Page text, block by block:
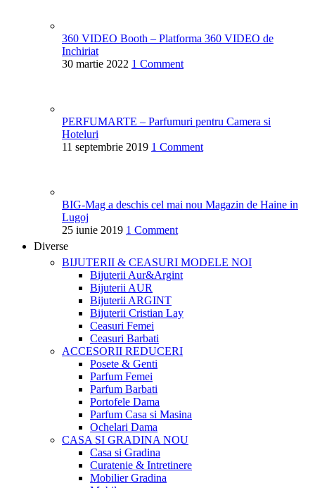
360 VIDEO Booth – Platforma 360 VIDEO de
Inchiriat
30 martie 2022 1 Comment
PERFUMARTE – Parfumuri pentru Camera si
Hoteluri
11 septembrie 2019 1 Comment
BIG-Mag a deschis cel mai nou Magazin de Haine in
Lugoj
25 iunie 2019 1 Comment
Diverse
BIJUTERII & CEASURI MODELE NOI
Bijuterii Aur&Argint
Bijuterii AUR
Bijuterii ARGINT
Bijuterii Cristian Lay
Ceasuri Femei
Ceasuri Barbati
ACCESORII REDUCERI
Posete & Genti
Parfum Femei
Parfum Barbati
Portofele Dama
Parfum Casa si Masina
Ochelari Dama
CASA SI GRADINANOU
Casa si Gradina
Curatenie & Intretinere
Mobilier Gradina